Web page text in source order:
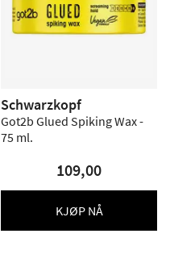
Schwarzkopf
Got2b Glued Spiking Wax -
75 ml.
109,00
KJØP NÅ